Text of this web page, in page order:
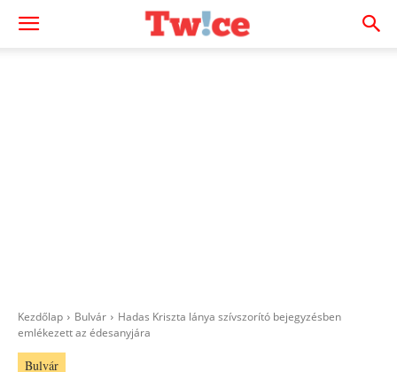
Kezdőlap Bulvár
Hadas Kriszta lánya szívszorító bejegyzésben
emlékezett az édesanyjára
Bulvár